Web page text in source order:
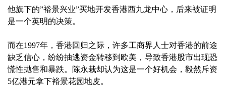
他旗下的”裕景兴业”买地开发香港西九龙中心，后来被证明
是一个英明的决策。
而在1997年，香港回归之际，许多工商界人士对香港的前途
缺乏信心，纷纷抽逃资金转移到欧美，导致香港股市出现恐
慌性抛售和暴跌。陈永栽却认为这是一个好机会，毅然斥资
5亿港元拿下裕景花园地皮。